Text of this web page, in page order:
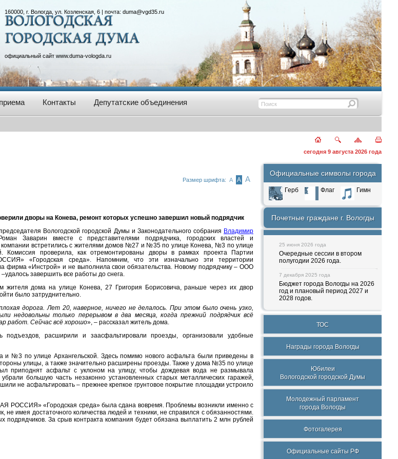
160000, г. Вологда, ул. Козленская, 6 | почта: duma@vgd35.ru
официальный сайт www.duma-vologda.ru
Контакты Депутатские объединения
сегодня 9 августа 2026 года
Размер шрифта: А А А
дворы на Конева, ремонт которых успешно завершил новый подрядчик
Вологодской городской Думы и Законодательного собрания Владимир
Заварин вместе с представителями подрядчика, городских властей и
встретились с жителями домов №27 и №35 по улице Конева, №3 по улице
Комиссия проверила, как отремонтированы дворы в рамках проекта Партии
«Городская среда». Напомним, что эти изначально эти территории
фирма «Инстрой» и не выполнила свои обязательства. Новому подрядчику – ООО
завершить все работы до снега.
жителя дома на улице Конева, 27 Григория Борисовича, раньше через их двор
было затруднительно.
дорога. Лет 20, наверное, ничего не делалось. При этом было очень узко,
недовольны только перерывом в два месяца, когда прежний подрядчик всё
работ. Сейчас всё хорошо», – рассказал житель дома.
расширили и заасфальтировали проезды, организовали удобные
№3 по улице Архангельской. Здесь помимо нового асфальта были приведены в
улицы, а также значительно расширены проезды. Также у дома №35 по улице
приподнят асфальт с уклоном на улицу, чтобы дождевая вода не размывала
большую часть незаконно установленных старых металлических гаражей,
не асфальтировать – прежнее крепкое грунтовое покрытие площадки устроило
РОССИЯ» «Городская среда» была сдана вовремя. Проблемы возникли именно с
имея достаточного количества людей и техники, не справился с обязанностями.
подрядчиков. За срыв контракта компания будет обязана выплатить 2 млн рублей
Официальные символы города
Герб Флаг Гимн
Почетные граждане г. Вологды
25 июня 2026 года
Очередные сессии в втором
полугодии 2026 года.
7 декабря 2025 года
Бюджет города Вологды на 2026
год и плановый период 2027 и
2028 годов.
ТОС
Награды города Вологды
Юбилеи
Вологодской городской Думы
Молодежный парламент
города Вологды
Фотогалерея
Официальные сайты РФ